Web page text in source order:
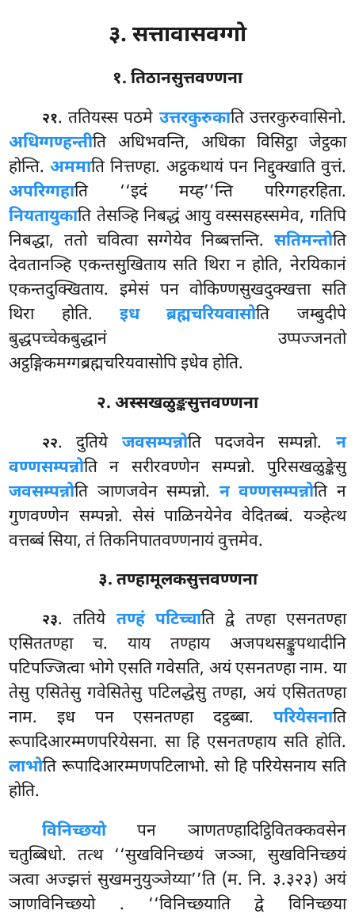
३. सत्तावासवग्गो
१. तिठानसुत्तवण्णना
२१. ततियस्सपठमे उत्तरकुरुकाति उत्तरकुरुवासिनो.
अधिग्गण्हन्तीति अधिभवन्ति, अधिका विसिट्ठा जेट्ठका
होन्ति.अममाति नित्तण्हा. अट्ठकथायं पन निद्दुक्खाति वुत्तं.
अपरिग्गहाति ‘‘इदं मय्ह’’न्ति परिग्गहरहिता.
नियतायुकाति तेसञ्हि निबद्धं आयु वस्ससहस्समेव, गतिपि
निबद्धा, ततो चवित्वा सग्गेयेव निब्बत्तन्ति. सतिमन्तोति
देवतानञ्हि एकन्तसुखिताय सति थिरा न होति, नेरयिकानं
एकन्तदुक्खिताय. इमेसं पन वोकिण्णसुखदुक्खत्ता सति
थिरा होति. इध ब्रह्मचरियवासोति जम्बुदीपे
बुद्धपच्चेकबुद्धानं उप्पज्जनतो
अट्ठङ्गिकमग्गब्रह्मचरियवासोपि इधेव होति.
२. अस्सखळुङ्कसुत्तवण्णना
२२. दुतिये जवसम्पन्नोति पदजवेन सम्पन्नो. न
वण्णसम्पन्नोति न सरीरवण्णेन सम्पन्नो. पुरिसखळुङ्केसु
जवसम्पन्नोति ञाणजवेन सम्पन्नो. न वण्णसम्पन्नोति न
गुणवण्णेन सम्पन्नो. सेसं पाळिनयेनेव वेदितब्बं. यञ्हेत्थ
वत्तब्बं सिया, तं तिकनिपातवण्णनायं वुत्तमेव.
३. तण्हामूलकसुत्तवण्णना
२३. ततिये तण्हं पटिच्चाति द्वे तण्हा एसनतण्हा
एसिततण्हा च. याय तण्हाय अजपथसङ्कुपथादीनि
पटिपज्जित्वा भोगे एसति गवेसति, अयं एसनतण्हा नाम. या
तेसु एसितेसु गवेसितेसु पटिलद्धेसु तण्हा, अयं एसिततण्हा
नाम. इध पन एसनतण्हा दट्ठब्बा. परियेसनाति
रूपादिआरम्मणपरियेसना. सा हि एसनतण्हाय सति होति.
लाभोति रूपादिआरम्मणपटिलाभो. सो हि परियेसनाय सति
होति.
विनिच्छयोपन ञाणतण्हादिट्ठिवितक्कवसेन
चतुब्बिधो. तत्थ ‘‘सुखविनिच्छयं जञ्ञा, सुखविनिच्छयं
ञत्वा अज्झत्तं सुखमनुयुञ्जेय्या’’ति (म. नि. ३.३२३) अयं
ञाणविनिच्छयो . ‘‘विनिच्छयाति द्वे विनिच्छया